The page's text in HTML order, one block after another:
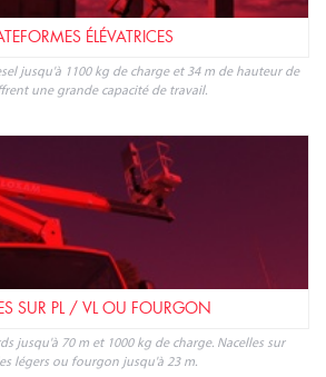
ÉLÉVATRICES
jusqu'à 1100 kg de charge et 34 m de hauteur de
une grande capacité de travail.
SUR PL / VL OU FOURGON
jusqu'à 70 m et 1000 kg de charge. Nacelles sur
légers ou fourgon jusqu'à 23 m.